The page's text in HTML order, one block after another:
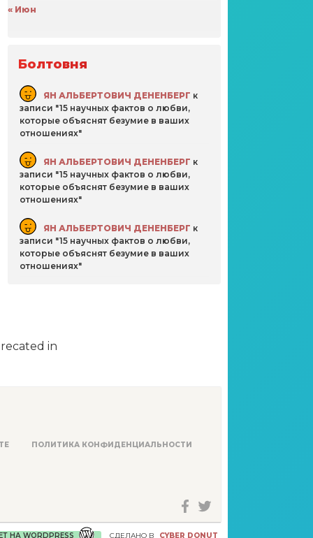
« Июн
Болтовня
ЯН АЛЬБЕРТОВИЧ ДЕНЕНБЕРГ к
записи
15 научных фактов о любви,
которые объяснят безумие в ваших
отношениях
ЯН АЛЬБЕРТОВИЧ ДЕНЕНБЕРГ к
записи
15 научных фактов о любви,
которые объяснят безумие в ваших
отношениях
ЯН АЛЬБЕРТОВИЧ ДЕНЕНБЕРГ к
записи
15 научных фактов о любви,
которые объяснят безумие в ваших
отношениях
in
ПОЛИТИКА КОНФИДЕНЦИАЛЬНОСТИ
НА WORDPRESS СДЕЛАНО В CYBER DONUT